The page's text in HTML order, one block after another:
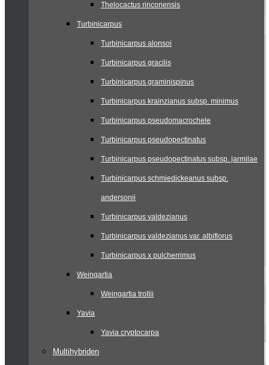
Thelocactus rinconensis
Turbinicarpus
Turbinicarpus alonsoi
Turbinicarpus gracilis
Turbinicarpus graminispinus
Turbinicarpus krainzianus subsp. minimus
Turbinicarpus pseudomacrochele
Turbinicarpus pseudopectinatus
Turbinicarpus pseudopectinatus subsp. jarmilae
Turbinicarpus schmiedickeanus subsp.
andersonii
Turbinicarpus valdezianus
Turbinicarpus valdezianus var. albiflorus
Turbinicarpus x pulcherrimus
Weingartia
Weingartia trollii
Yavia
Yavia cryptocarpa
Multihybriden